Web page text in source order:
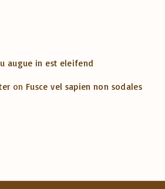
augue in est eleifend
on Fusce vel sapien non sodales